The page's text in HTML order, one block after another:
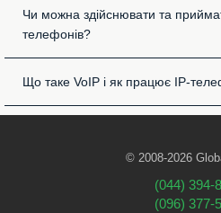
Чи можна здійснювати та
телефонів?
Що таке VoIP і як працює IP-
© 2008-2026
(044) 394-
(096) 377-